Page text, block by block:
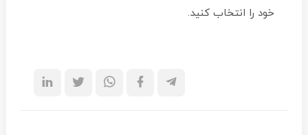
خود را انتخاب کنید.